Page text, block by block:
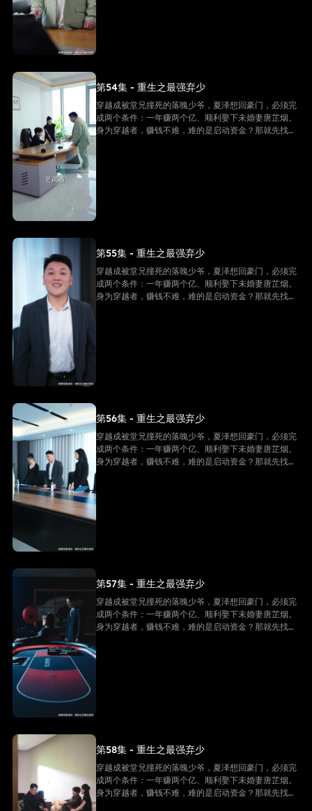
第54集 - 重生之最强弃少
穿越成被堂兄撞死的落魄少爷，夏泽想回豪门，必须完
成两个条件：一年赚两个亿、顺利娶下未婚妻唐芷烟。
身为穿越者，赚钱不难，难的是启动资金？那就先找未
第55集 - 重生之最强弃少
穿越成被堂兄撞死的落魄少爷，夏泽想回豪门，必须完
成两个条件：一年赚两个亿、顺利娶下未婚妻唐芷烟。
身为穿越者，赚钱不难，难的是启动资金？那就先找未
第56集 - 重生之最强弃少
穿越成被堂兄撞死的落魄少爷，夏泽想回豪门，必须完
成两个条件：一年赚两个亿、顺利娶下未婚妻唐芷烟。
身为穿越者，赚钱不难，难的是启动资金？那就先找未
婚妻借个五千万！
第57集 - 重生之最强弃少
穿越成被堂兄撞死的落魄少爷，夏泽想回豪门，必须完
成两个条件：一年赚两个亿、顺利娶下未婚妻唐芷烟。
身为穿越者，赚钱不难，难的是启动资金？那就先找未
第58集 - 重生之最强弃少
穿越成被堂兄撞死的落魄少爷，夏泽想回豪门，必须完
成两个条件：一年赚两个亿、顺利娶下未婚妻唐芷烟。
身为穿越者，赚钱不难，难的是启动资金？那就先找未
婚妻借个五千万！